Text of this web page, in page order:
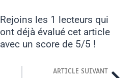
Rejoins les 1 lecteurs qui
ont déjà évalué cet article
avec un score de 5/5 !
ARTICLE SUIVANT